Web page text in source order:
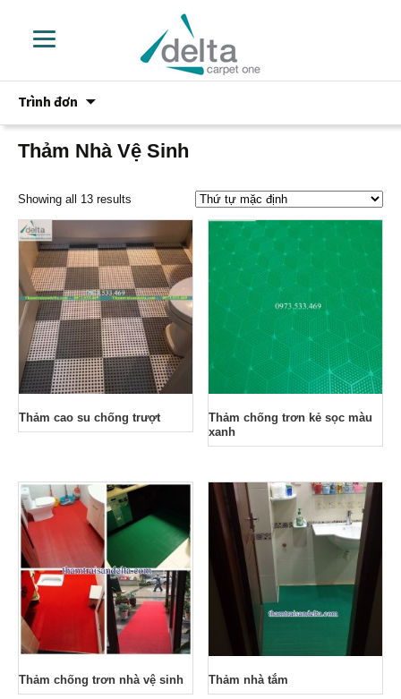
Trình đơn
phần
nội
dung
Thảm Nhà Vệ Sinh
Showing all 13 results
Thảm cao su chống trượt
Thảm chống trơn kẻ sọc màu
xanh
Thảm chống trơn nhà vệ sinh Thảm nhà tắm